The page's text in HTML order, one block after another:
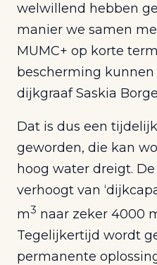
welwillend hebben
manier we samen
MUMC+ op korte
bescherming kunnen
dijkgraaf Saskia
Dat is dus een
geworden, die kan
hoog water dreigt.
verhoogt van
m3 naar zeker 4000
Tegelijkertijd wordt
permanente